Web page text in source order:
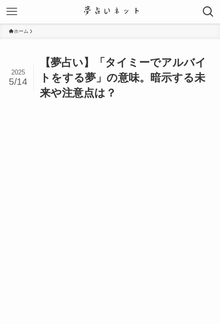
ホーム
【夢占い】「タイミーでアルバイ
トをする夢」の意味。暗示する未
来や注意点は？
2025
5/14